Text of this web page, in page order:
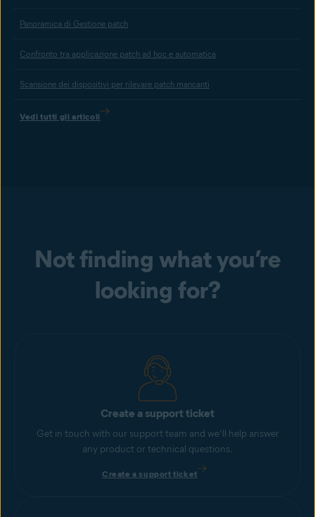
Panoramica di Gestione patch
Confronto tra applicazione patch ad hoc e automatica
Scansione dei dispositivi per rilevare patch mancanti
Vedi tutti gli articoli
Not finding what you’re
looking for?
Create a support ticket
Get in touch with our support team and we’ll help answer
any product or technical questions.
Create a support ticket